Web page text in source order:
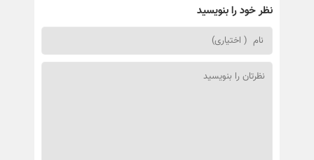
نظر خود را بنویسید